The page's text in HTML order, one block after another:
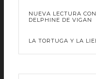
NUEVA LECTURA
DELPHINE DE VIGAN
LA TORTUGA Y LA